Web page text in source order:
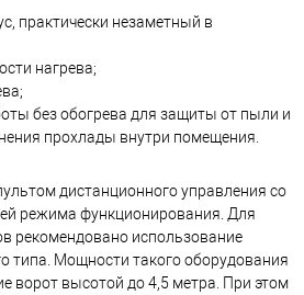
практически незаметный в
нагрева;
без обогрева для защиты от пыли и
прохлады внутри помещения.
дистанционного управления со
режима функционирования. Для
рекомендовано использование
типа. Мощности такого оборудования
ворот высотой до 4,5 метра. При этом